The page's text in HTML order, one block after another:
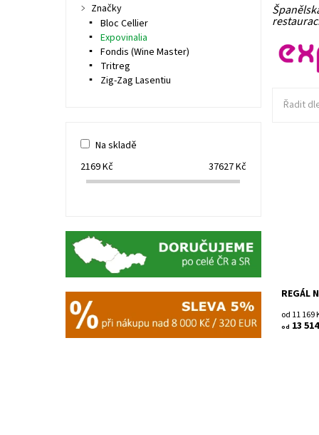
Řadit
REGÁL
od 11 169
od 13
Značky
Bloc Cellier
Expovinalia
Fondis (Wine Master)
Tritreg
Zig-Zag Lasentiu
Na skladě
2169Kč 37627Kč